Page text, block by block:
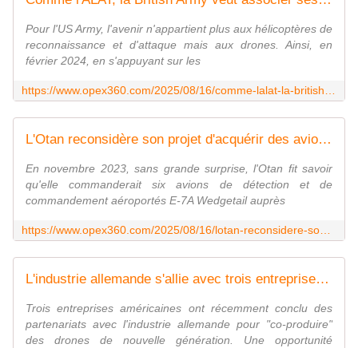
Pour l'US Army, l'avenir n'appartient plus aux hélicoptères de
reconnaissance et d'attaque mais aux drones. Ainsi, en
février 2024, en s'appuyant sur les
L'Otan reconsidère son projet d'acquérir des avions d'alerte avancée E-7A Wedgetail à Boeing - Zone Militaire
En novembre 2023, sans grande surprise, l'Otan fit savoir
qu'elle commanderait six avions de détection et de
commandement aéroportés E-7A Wedgetail auprès
L'industrie allemande s'allie avec trois entreprises américaines pour produire des drones de combat
Trois entreprises américaines ont récemment conclu des
partenariats avec l'industrie allemande pour "co-produire"
des drones de nouvelle génération. Une opportunité